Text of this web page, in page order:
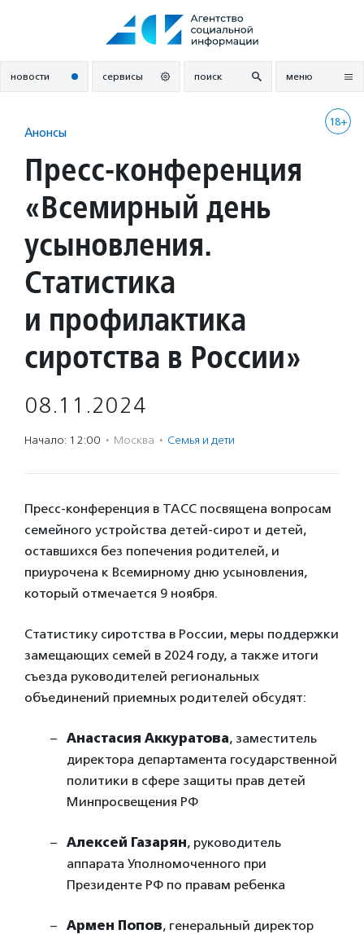
новости сервисы поиск меню
18+
Анонсы
Пресс-конференция
«Всемирный день
усыновления.
Статистика
и профилактика
сиротства в России»
08.11.2024
Начало: 12:00 · Москва · Семья и дети
Пресс-конференция в ТАСС посвящена вопросам
семейного устройства детей-сирот и детей,
оставшихся без попечения родителей, и
приурочена к Всемирному дню усыновления,
который отмечается 9 ноября.
Статистику сиротства в России, меры поддержки
замещающих семей в 2024 году, а также итоги
съезда руководителей региональных
объединений приемных родителей обсудят:
Анастасия Аккуратова, заместитель
директора департамента государственной
политики в сфере защиты прав детей
Минпросвещения РФ
Алексей Газарян, руководитель
аппарата Уполномоченного при
Президенте РФ по правам ребенка
Армен Попов, генеральный директор